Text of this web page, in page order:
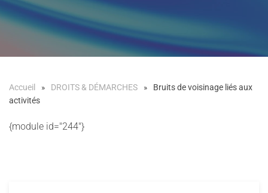
Accueil DROITS & DÉMARCHES
Bruits de voisinage liés aux
activités
{module id="244"}